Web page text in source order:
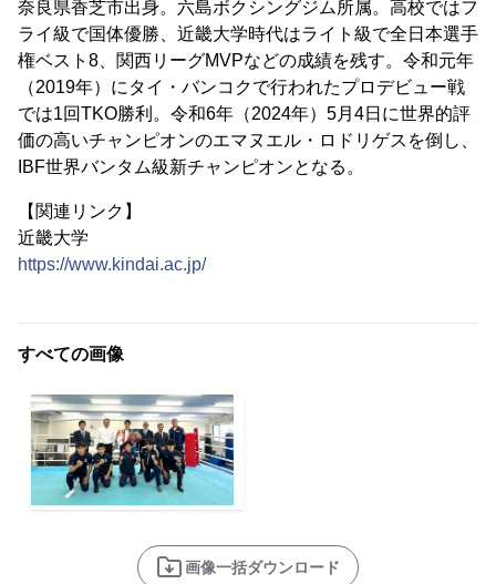
奈良県香芝市出身。六島ボクシングジム所属。高校ではフ
ライ級で国体優勝、近畿大学時代はライト級で全日本選手
権ベスト8、関西リーグMVPなどの成績を残す。令和元年
（2019年）にタイ・バンコクで行われたプロデビュー戦
では1回TKO勝利。令和6年（2024年）5月4日に世界的評
価の高いチャンピオンのエマヌエル・ロドリゲスを倒し、
IBF世界バンタム級新チャンピオンとなる。
【関連リンク】
近畿大学
https://www.kindai.ac.jp/
すべての画像
画像一括ダウンロード